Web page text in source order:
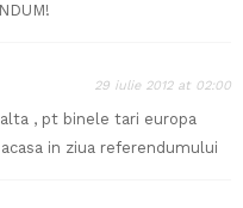
29 iulie 2012 at 02:00
, pt binele tari europa
in ziua referendumului